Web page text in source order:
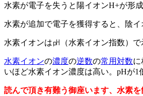
水素が電子を失うと陽イオンH+が形成
水素が追加で電子を獲得すると、陰イ
水素イオンは㏗（水素イオン指数）
水素イオンの濃度の逆数の常用対数に
いほど水素イオン濃度は高い。pHが1
読んで頂き有難う御座います、水素